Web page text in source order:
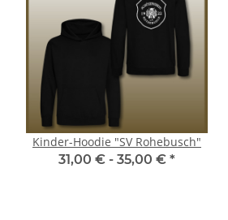
Kinder-Hoodie "SV Rohebusch"
31,00 € - 35,00 € *